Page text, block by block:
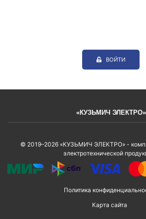
ВОЙТИ
«КУЗЬМИЧ ЭЛЕКТРО»
© 2019–2026 «КУЗЬМИЧ ЭЛЕКТРО» -
электротехнической
Политика
Карта сайта